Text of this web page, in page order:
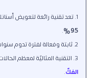
تعد تقنية رائعة لتعويض
95%
.
ثابتة وفعالة لفترة تدوم
التقنية المثاليّة لمعظم
الفكّ.